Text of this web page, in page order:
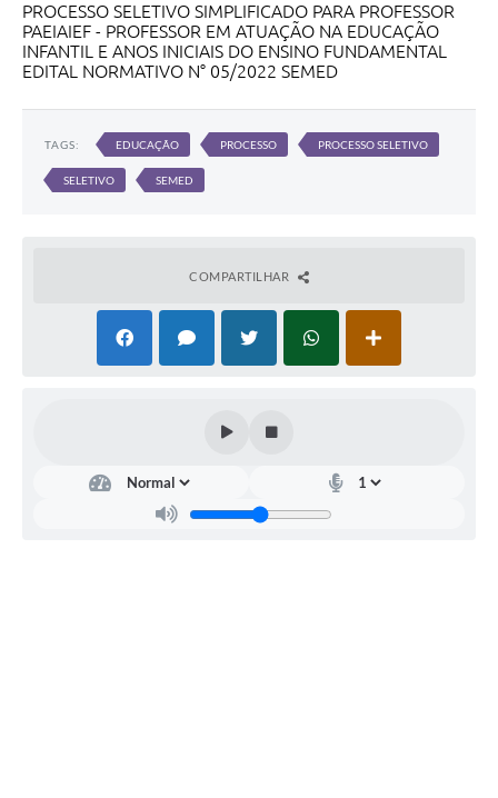
PROCESSO SELETIVO SIMPLIFICADO PARA PROFESSOR
PAEIAIEF - PROFESSOR EM ATUAÇÃO NA EDUCAÇÃO
INFANTIL E ANOS INICIAIS DO ENSINO FUNDAMENTAL
EDITAL NORMATIVO N° 05/2022 SEMED
TAGS: EDUCAÇÃO PROCESSO PROCESSO SELETIVO
SELETIVO SEMED
COMPARTILHAR